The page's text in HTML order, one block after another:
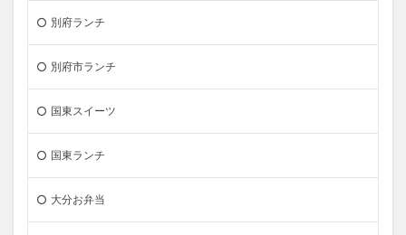
別府ランチ
別府市ランチ
国東スイーツ
国東ランチ
大分お弁当